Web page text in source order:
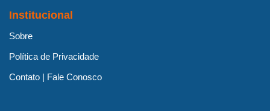
Institucional
Sobre
Política de Privacidade
Contato | Fale Conosco